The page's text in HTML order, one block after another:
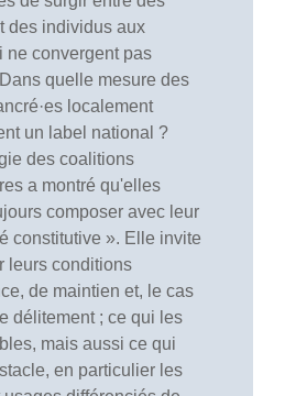
des individus aux
ne convergent pas
quelle mesure des
localement
un label national ?
des coalitions
a montré qu'elles
composer avec leur
constitutive ». Elle invite
leurs conditions
de maintien et, le cas
délitement ; ce qui les
mais aussi ce qui
en particulier les